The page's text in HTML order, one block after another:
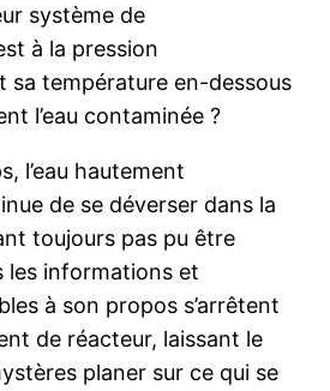
système de
à la pression
sa température en-dessous
l’eau contaminée ?
l’eau hautement
de se déverser dans la
toujours pas pu être
les informations et
à son propos s’arrêtent
de réacteur, laissant le
planer sur ce qui se